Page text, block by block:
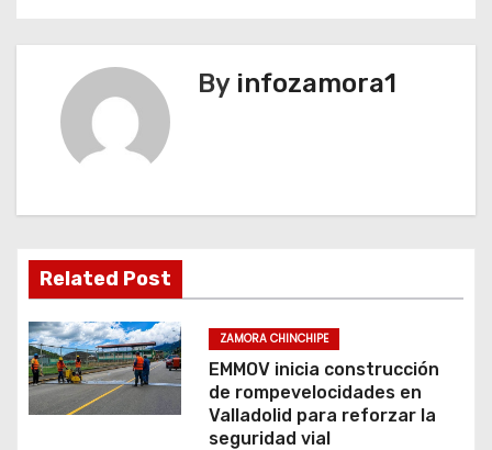
g
n
d
e
e
By infozamora1
Related Post
ZAMORA CHINCHIPE
EMMOV inicia construcción
de rompevelocidades en
Valladolid para reforzar la
seguridad vial